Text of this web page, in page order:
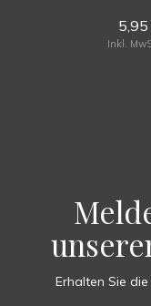
5,95
Inkl.
Erhalten Sie